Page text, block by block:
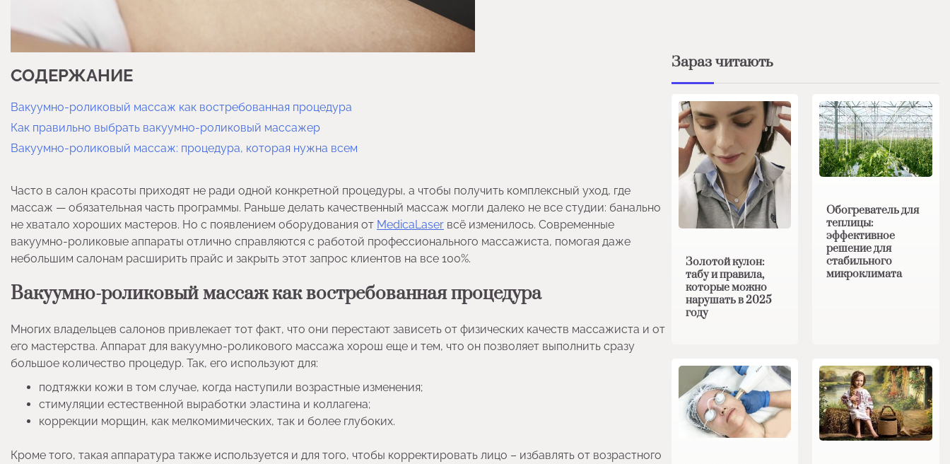
СОДЕРЖАНИЕ
Вакуумно-роликовый массаж как востребованная процедура
Как правильно выбрать вакуумно-роликовый массажер
Вакуумно-роликовый массаж: процедура, которая нужна всем
Часто в салон красоты приходят не ради одной конкретной процедуры, а чтобы получить комплексный уход, где
массаж — обязательная часть программы. Раньше делать качественный массаж могли далеко не все студии: банально
не хватало хороших мастеров. Но с появлением оборудования от MedicaLaser всё изменилось. Современные
вакуумно-роликовые аппараты отлично справляются с работой профессионального массажиста, помогая даже
небольшим салонам расширить прайс и закрыть этот запрос клиентов на все 100%.
Вакуумно-роликовый массаж как востребованная процедура
Многих владельцев салонов привлекает тот факт, что они перестают зависеть от физических качеств массажиста и от
его мастерства. Аппарат для вакуумно-роликового массажа хорош еще и тем, что он позволяет выполнить сразу
большое количество процедур. Так, его используют для:
подтяжки кожи в том случае, когда наступили возрастные изменения;
стимуляции естественной выработки эластина и коллагена;
коррекции морщин, как мелкомимических, так и более глубоких.
Кроме того, такая аппаратура также используется и для того, чтобы корректировать лицо – избавлять от возрастного
Зараз читають
Золотой кулон:
табу и правила,
которые можно
нарушать в 2025
году
Обогреватель для
теплицы:
эффективное
решение для
стабильного
микроклимата